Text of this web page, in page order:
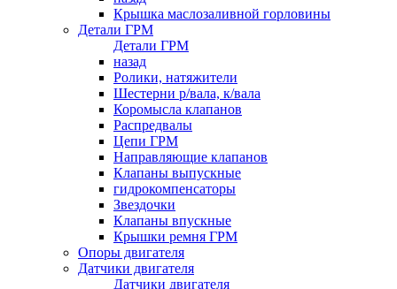
Крышка маслозаливной горловины
Детали ГРМ
Детали ГРМ
назад
Ролики, натяжители
Шестерни р/вала, к/вала
Коромысла клапанов
Распредвалы
Цепи ГРМ
Направляющие клапанов
Клапаны выпускные
гидрокомпенсаторы
Звездочки
Клапаны впускные
Крышки ремня ГРМ
Опоры двигателя
Датчики двигателя
Датчики двигателя